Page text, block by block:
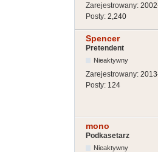
Zarejestrowany:
Posty: 2,240
Spencer
Pretendent
Nieaktywny
Zarejestrowany:
Posty: 124
mono
Podkasetarz
Nieaktywny